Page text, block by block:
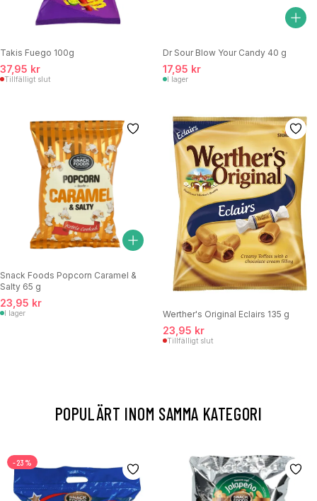
Takis Fuego 100g
37,95 kr
Tillfälligt slut
Dr Sour Blow Your Candy 40 g
17,95 kr
I lager
Snack Foods Popcorn Caramel &
Salty 65 g
23,95 kr
I lager Werther's Original Eclairs 135 g
23,95 kr
Tillfälligt slut
POPULÄRT INOM SAMMA KATEGORI
-23%